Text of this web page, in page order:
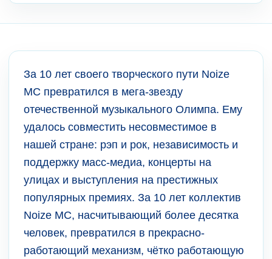
За 10 лет своего творческого пути Noize
MC превратился в мега-звезду
отечественной музыкального Олимпа. Ему
удалось совместить несовместимое в
нашей стране: рэп и рок, независимость и
поддержку масс-медиа, концерты на
улицах и выступления на престижных
популярных премиях. За 10 лет коллектив
Noize MC, насчитывающий более десятка
человек, превратился в прекрасно-
работающий механизм, чётко работающую